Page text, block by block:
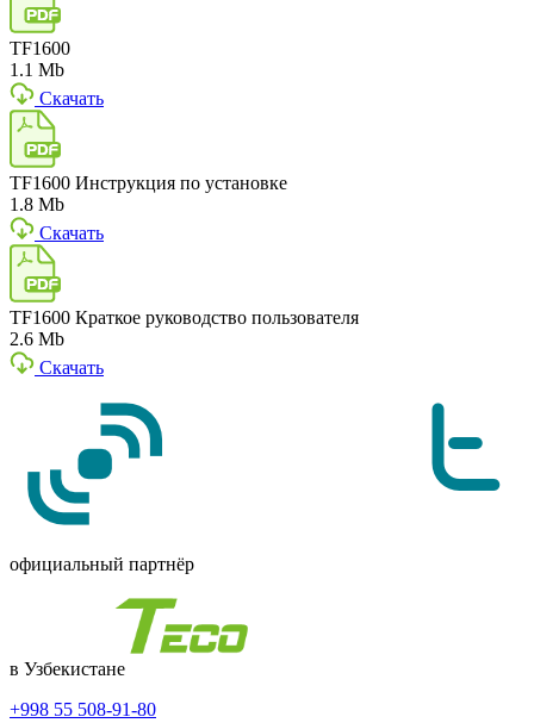
TF1600
1.1 Mb
Скачать
TF1600 Инструкция по установке
1.8 Mb
Скачать
TF1600 Краткое руководство пользователя
2.6 Mb
Скачать
официальный партнёр
в Узбекистане
+998 55 508-91-80